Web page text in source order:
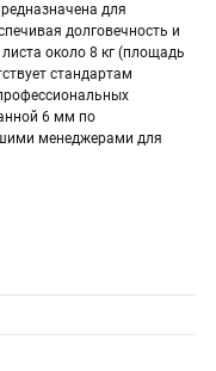
для
долговечность и
около 8 кг (площадь
стандартам
6 мм по
менеджерами для